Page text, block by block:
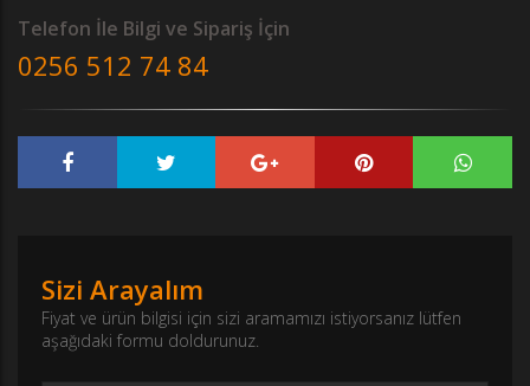
Telefon İle Bilgi ve Sipariş İçin
0256 512 74 84
Sizi Arayalım
Fiyat ve ürün bilgisi için sizi aramamızı istiyorsanız lütfen
aşağıdaki formu doldurunuz.